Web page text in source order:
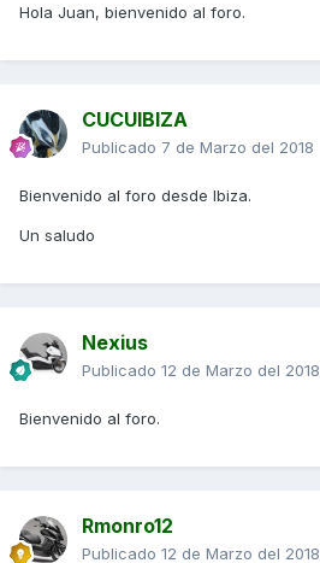
Hola Juan, bienvenido al foro.
CUCUIBIZA
Publicado 7 de Marzo del 2018
Bienvenido al foro desde Ibiza.
Un saludo
Nexius
Publicado 12 de Marzo del 2018
Bienvenido al foro.
Rmonro12
Publicado 12 de Marzo del 2018